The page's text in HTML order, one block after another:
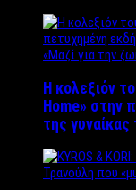
Η κολεξιόν
Home» στην
της